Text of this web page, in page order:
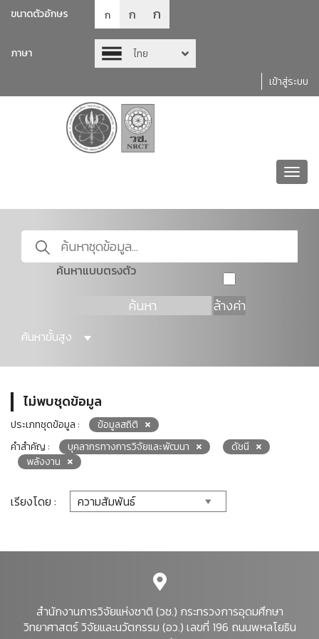
ขนาดตัวอักษร ก ก ก
ภาษา
ไทย
เข้าสู่ระบบ
ค้นหาแบบตรงตัว
ค้นหา ล้างค่า
ค้นหาขั้นสูง
ไม่พบชุดข้อมูล
ประเภทชุดข้อมูล :
ข้อมูลสถิติ
คำสำคัญ :
บุคลากรทางการวิจัยและพัฒนา
ดัชนี
พลังงาน
เรียงโดย :
สำนักงานการวิจัยแห่งชาติ (วช.) กระทรวงการอุดมศึกษา
วิทยาศาสตร์ วิจัยและนวัตกรรม (อว.) เลขที่ 196 ถนนพหลโยธิน